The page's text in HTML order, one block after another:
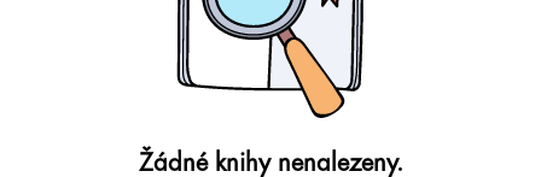
Žádné knihy nenalezeny.